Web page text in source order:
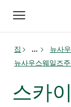
Toggle
navigation
집 ...
뉴사
뉴사우스웨일즈주
스카